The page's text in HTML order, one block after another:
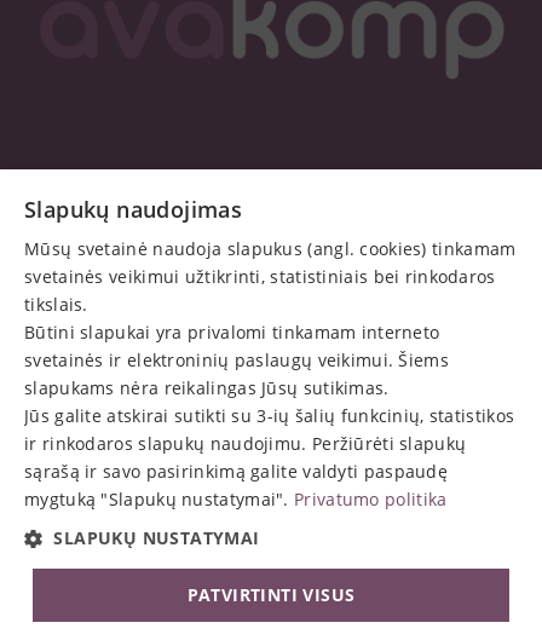
Esame motyvuotų profesionalų komanda. Daugiau
kaip 20 metų kuriame,
diegiame ir aptarnaujame pažangias sistemas, tokiu
būdu spręsdami Jūsų verslo problemas bei padėdami
Jums augti.
Pradžia
Apie mus
Privatumo politika
+370 5 274 54 31​
Atsisiųsti nuotolinės
pagalbos programą TSplus
info@avakomp.lt​
J. Galvydžio g. 5, LT-08236 Vilnius
Slapukų naudojimas
Mūsų svetainė naudoja slapukus (angl. cookies) tinkamam
svetainės veikimui užtikrinti, statistiniais bei rinkodaros
tikslais.
Būtini slapukai yra privalomi tinkamam interneto
svetainės ir elektroninių paslaugų veikimui. Šiems
slapukams nėra reikalingas Jūsų sutikimas.
Jūs galite atskirai sutikti su 3-ių šalių funkcinių, statistikos
ir rinkodaros slapukų naudojimu. Peržiūrėti slapukų
sąrašą ir savo pasirinkimą galite valdyti paspaudę
mygtuką "Slapukų nustatymai". Privatumo politika
SLAPUKŲ NUSTATYMAI
PATVIRTINTI VISUS